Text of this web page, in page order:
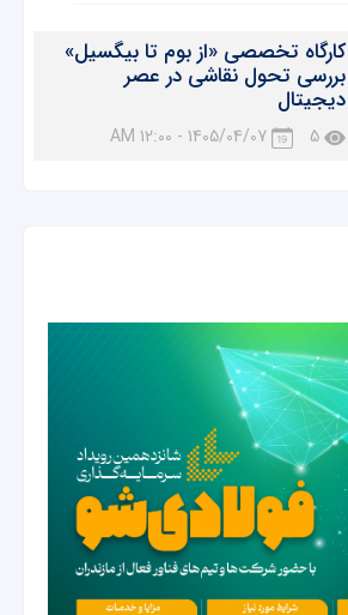
کارگاه تخصصی «از بوم تا بیگسیل»
بررسی تحول نقاشی در عصر
دیجیتال
5
1405/04/07 - 12:00 AM